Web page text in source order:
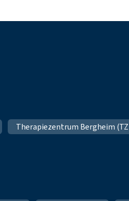
Therapiezentrum Bergheim